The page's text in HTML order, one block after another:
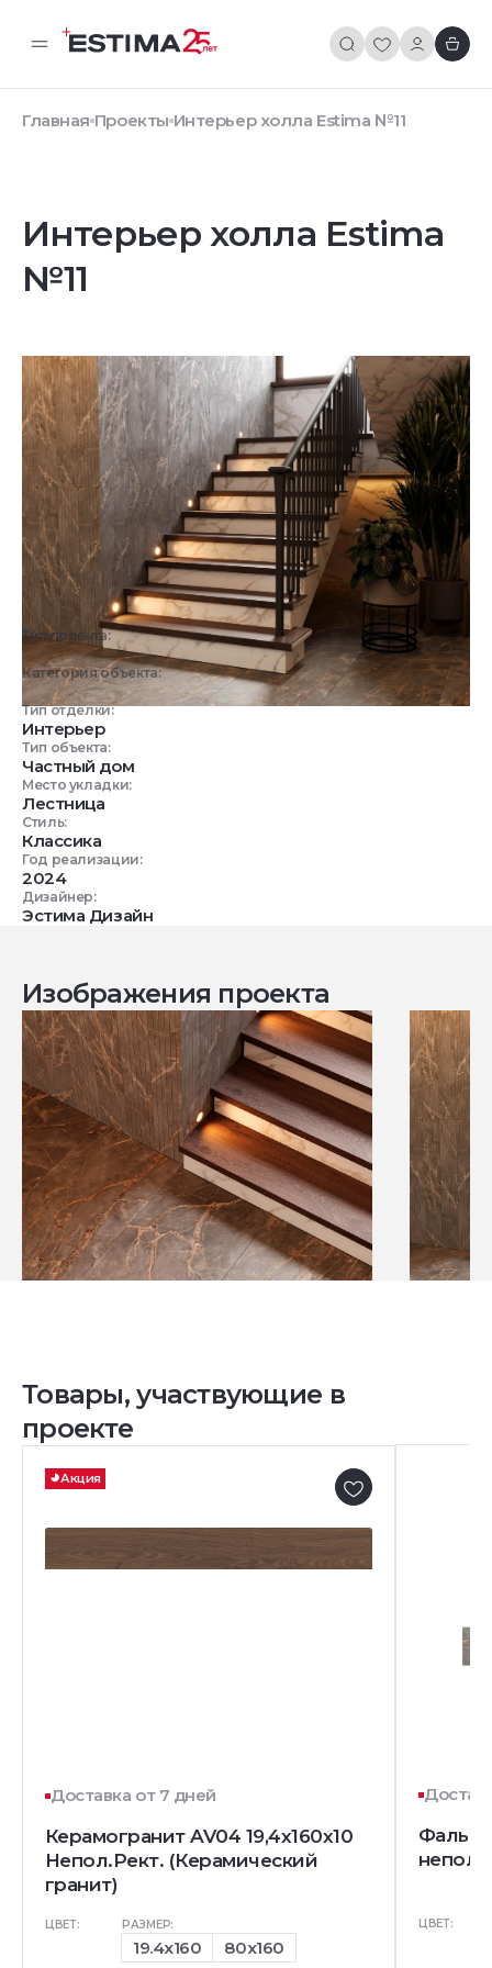
Главная Проекты Интерьер холла Estima №11
Интерьер холла Estima
№11
Тип проекта:
3D визуализация
Категория объекта:
Жилые объекты
Тип отделки:
Интерьер
Тип объекта:
Частный дом
Место укладки:
Лестница
Стиль:
Классика
Год реализации:
2024
Дизайнер:
Эстима Дизайн
Изображения проекта
Товары, участвующие в
проекте
Акция
Доставка от 7 дней
Керамогранит AV04 19,4x160x10
Непол.Рект. (Керамический
гранит)
ЦВЕТ: РАЗМЕР:
19.4x160 80x160
непол.
ЦВЕТ: